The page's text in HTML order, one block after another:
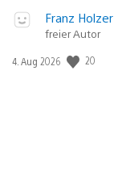
Franz Holzer
freier Autor
Veröffentlichungsdatum:
4. Aug 2026 20